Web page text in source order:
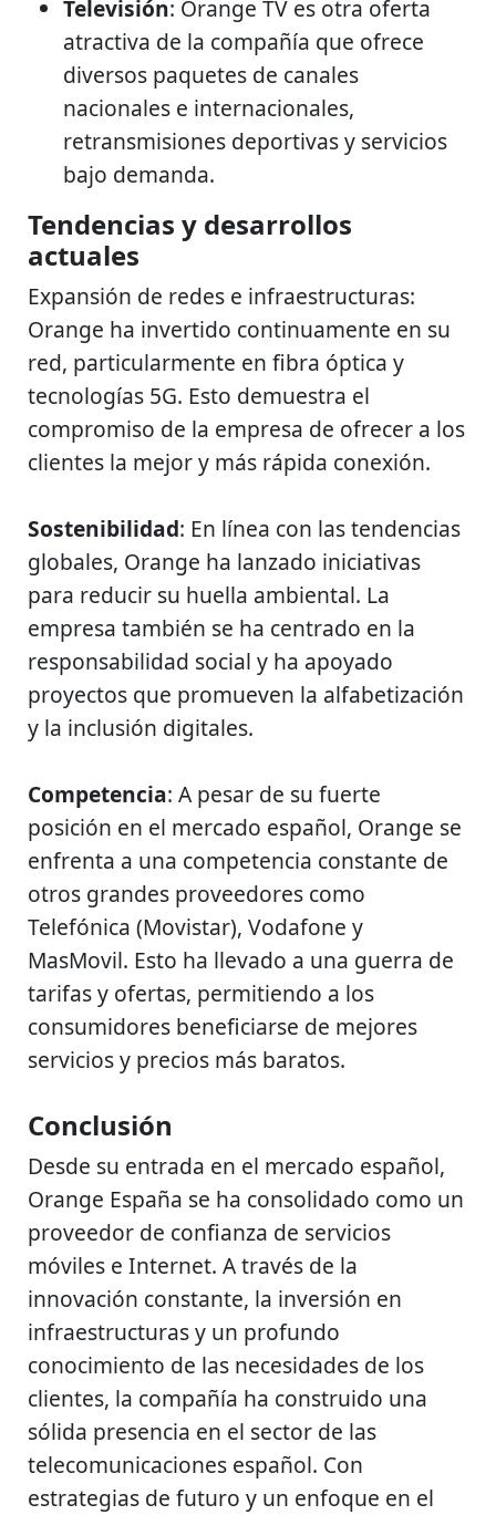
Televisión: Orange TV es otra oferta
atractiva de la compañía que ofrece
diversos paquetes de canales
nacionales e internacionales,
retransmisiones deportivas y servicios
bajo demanda.
Tendencias y desarrollos
actuales
Expansión de redes e infraestructuras:
Orange ha invertido continuamente en su
red, particularmente en fibra óptica y
tecnologías 5G. Esto demuestra el
compromiso de la empresa de ofrecer a los
clientes la mejor y más rápida conexión.
Sostenibilidad: En línea con las tendencias
globales, Orange ha lanzado iniciativas
para reducir su huella ambiental. La
empresa también se ha centrado en la
responsabilidad social y ha apoyado
proyectos que promueven la alfabetización
y la inclusión digitales.
Competencia: A pesar de su fuerte
posición en el mercado español, Orange se
enfrenta a una competencia constante de
otros grandes proveedores como
Telefónica (Movistar), Vodafone y
MasMovil. Esto ha llevado a una guerra de
tarifas y ofertas, permitiendo a los
consumidores beneficiarse de mejores
servicios y precios más baratos.
Conclusión
Desde su entrada en el mercado español,
Orange España se ha consolidado como un
proveedor de confianza de servicios
móviles e Internet. A través de la
innovación constante, la inversión en
infraestructuras y un profundo
conocimiento de las necesidades de los
clientes, la compañía ha construido una
sólida presencia en el sector de las
telecomunicaciones español. Con
estrategias de futuro y un enfoque en el